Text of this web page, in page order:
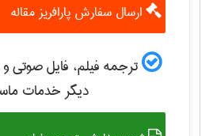
ارسال سفارش پارافریز مقاله
ترجمه فیلم، فایل صوتی
دیگر خدمات